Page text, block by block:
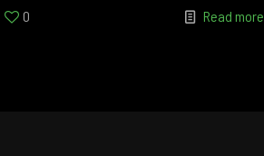
0 Read more